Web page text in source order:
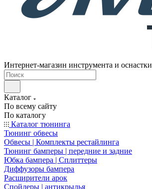
Интернет-магазин инструмента и оснастки
Каталог
По всему сайту
По каталогу
Каталог тюнинга
Тюнинг обвесы
Обвесы | Комплекты рестайлинга
Тюнинг бамперы | передние и задние
Юбка бампера | Сплиттеры
Диффузоры бампера
Расширители арок
Спойлеры | антикрылья